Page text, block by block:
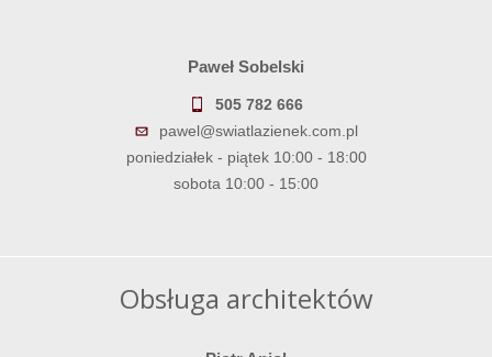
Paweł Sobelski
505 782 666
pawel@swiatlazienek.com.pl
poniedziałek - piątek 10:00 - 18:00
sobota 10:00 - 15:00
Obsługa architektów